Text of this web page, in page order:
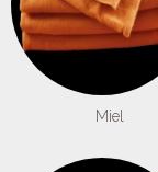
Miel